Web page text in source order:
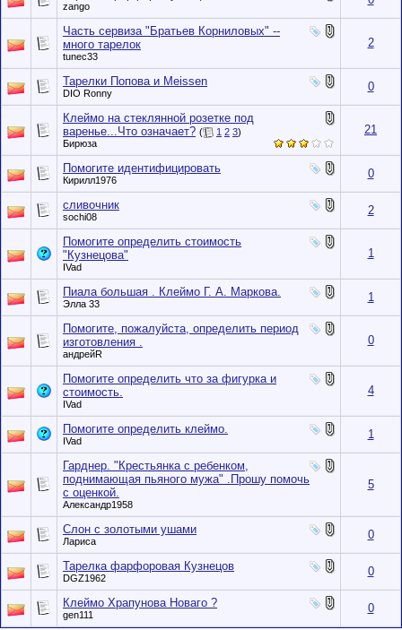
zango
Часть сервиза "Братьев Корниловых" --
много тарелок
tunec33
2
Тарелки Попова и Meissen
DIO Ronny 0
Клеймо на стеклянной розетке под
варенье...Что означает? ( 1 2 3)
Бирюза
21
Помогите идентифицировать
Кирилл1976 0
сливочник
sochi08 2
Помогите определить стоимость
"Кузнецова"
IVad
1
Пиала большая . Клеймо Г. А. Маркова.
Элла 33 1
Помогите, пожалуйста, определить период
изготовления .
андрейR
0
Помогите определить что за фигурка и
стоимость.
IVad
4
Помогите определить клеймо.
IVad 1
Гарднер. "Крестьянка с ребенком,
поднимающая пьяного мужа" .Прошу помочь
с оценкой.
Александр1958
5
Слон с золотыми ушами
Лариса 0
Тарелка фарфоровая Кузнецов
DGZ1962 0
Клеймо Храпунова Новаго ?
gen111 0